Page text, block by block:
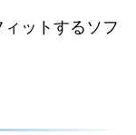
ットするソフ